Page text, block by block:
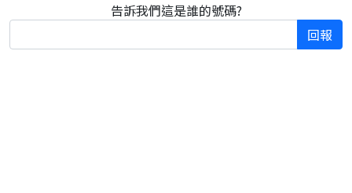
告訴我們這是誰的號碼?
回報